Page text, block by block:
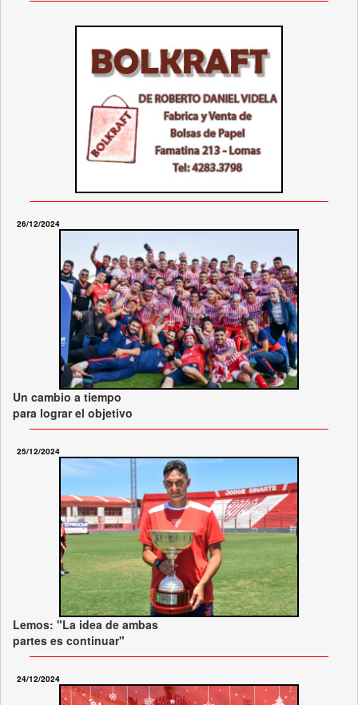
26/12/2024
Un cambio a tiempo
para lograr el objetivo
25/12/2024
Lemos: "La idea de ambas
partes es continuar"
24/12/2024